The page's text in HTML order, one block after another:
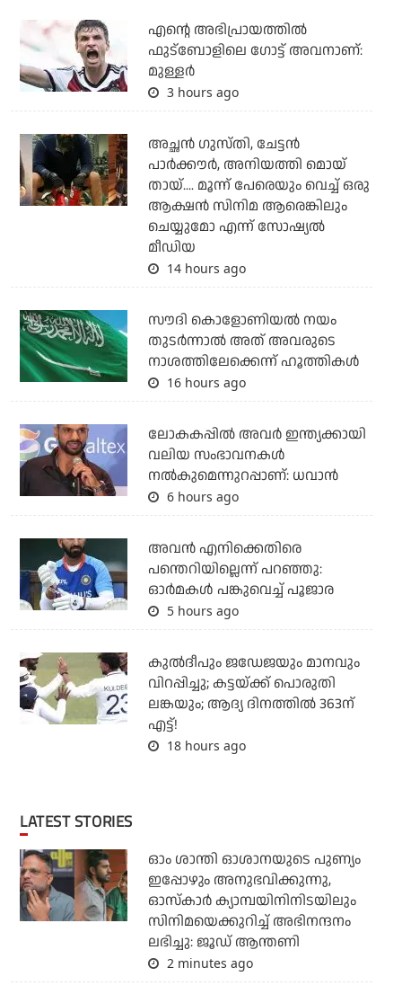
എന്റെ അഭിപ്രായത്തില്‍
ഫുട്‌ബോളിലെ ഗോട്ട് അവനാണ്:
മുള്ളര്‍
3 hours ago
അച്ഛന്‍ ഗുസ്തി, ചേട്ടന്‍
പാര്‍ക്കൗര്‍, അനിയത്തി മൊയ്
തായ്.... മൂന്ന് പേരെയും വെച്ച് ഒരു
ആക്ഷന്‍ സിനിമ ആരെങ്കിലും
ചെയ്യുമോ എന്ന് സോഷ്യല്‍
മീഡിയ
14 hours ago
സൗദി കൊളോണിയല്‍ നയം
തുടര്‍ന്നാല്‍ അത് അവരുടെ
നാശത്തിലേക്കെന്ന് ഹൂത്തികള്‍
16 hours ago
ലോകകപ്പിൽ അവര്‍ ഇന്ത്യക്കായി
വലിയ സംഭാവനകള്‍
നല്‍കുമെന്നുറപ്പാണ്: ധവാന്‍
6 hours ago
അവന്‍ എനിക്കെതിരെ
പന്തെറിയില്ലെന്ന് പറഞ്ഞു:
ഓര്‍മകള്‍ പങ്കുവെച്ച് പൂജാര
5 hours ago
കുല്‍ദീപും ജഡേജയും മാനവും
വിറപ്പിച്ചു; കട്ടയ്ക്ക് പൊരുതി
ലങ്കയും; ആദ്യ ദിനത്തില്‍ 363ന്
എട്ട്!
18 hours ago
LATEST STORIES
ഓം ശാന്തി ഓശാനയുടെ പുണ്യം
ഇപ്പോഴും അനുഭവിക്കുന്നു,
ഓസ്കാർ ക്യാമ്പയിനിനിടയിലും
സിനിമയെക്കുറിച്ച് അഭിനന്ദനം
ലഭിച്ചു: ജൂഡ് ആന്തണി
2 minutes ago